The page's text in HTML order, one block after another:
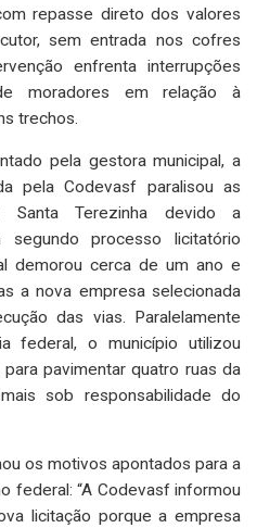
repasse direto dos valores
sem entrada nos cofres
enfrenta interrupções
moradores em relação à
trechos.
pela gestora municipal, a
pela Codevasf paralisou as
Santa Terezinha devido a
segundo processo licitatório
demorou cerca de um ano e
a nova empresa selecionada
das vias. Paralelamente
federal, o município utilizou
pavimentar quatro ruas da
sob responsabilidade do
os motivos apontados para a
federal: “A Codevasf informou
licitação porque a empresa